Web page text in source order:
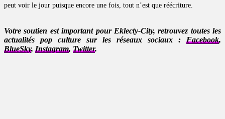
peut voir le jour puisque encore une fois, tout n’est que réécriture.
Votre soutien est important pour Eklecty-City, retrouvez toutes les
actualités pop culture sur les réseaux sociaux : Facebook,
BlueSky, Instagram, Twitter.